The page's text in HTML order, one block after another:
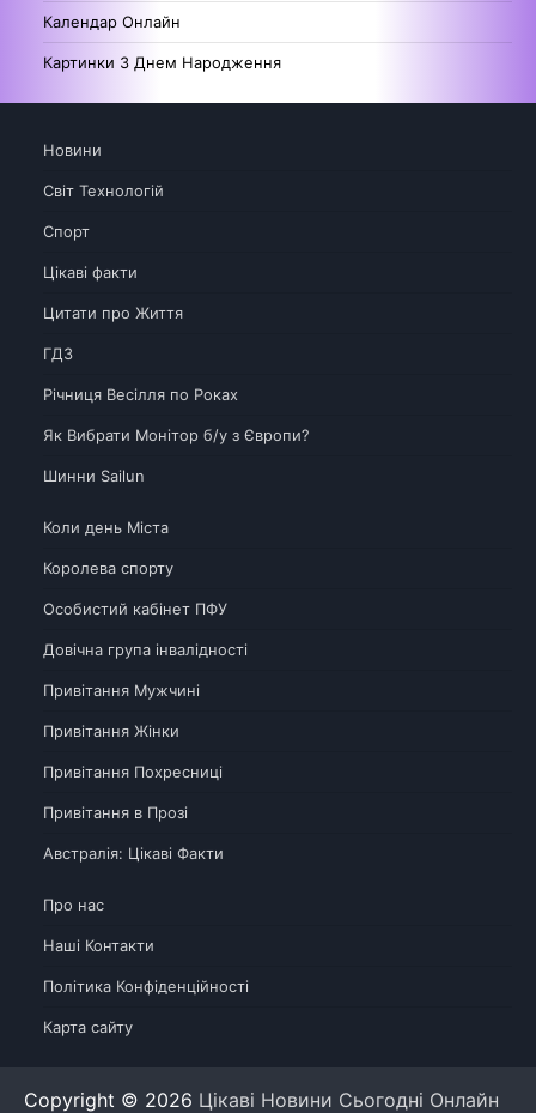
Календар Онлайн
Картинки З Днем Народження
Новини
Світ Технологій
Спорт
Цікаві факти
Цитати про Життя
ГДЗ
Річниця Весілля по Роках
Як Вибрати Монітор б/у з Європи?
Шинни Sailun
Коли день Міста
Королева спорту
Особистий кабінет ПФУ
Довічна група інвалідності
Привітання Мужчині
Привітання Жінки
Привітання Похресниці
Привітання в Прозі
Австралія: Цікаві Факти
Про нас
Наші Контакти
Політика Конфіденційності
Карта сайту
Copyright © 2026 Цікаві Новини Сьогодні Онлайн